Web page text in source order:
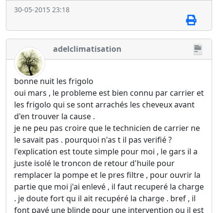
30-05-2015 23:18
adelclimatisation
bonne nuit les frigolo
oui mars , le probleme est bien connu par carrier et
les frigolo qui se sont arrachés les cheveux avant
d'en trouver la cause .
je ne peu pas croire que le technicien de carrier ne
le savait pas . pourquoi n'as t il pas verifié ?
l'explication est toute simple pour moi , le gars il a
juste isolé le troncon de retour d'huile pour
remplacer la pompe et le pres filtre , pour ouvrir la
partie que moi j'ai enlevé , il faut recuperé la charge
. je doute fort qu il ait recupéré la charge . bref , il
font payé une blinde pour une intervention ou il est